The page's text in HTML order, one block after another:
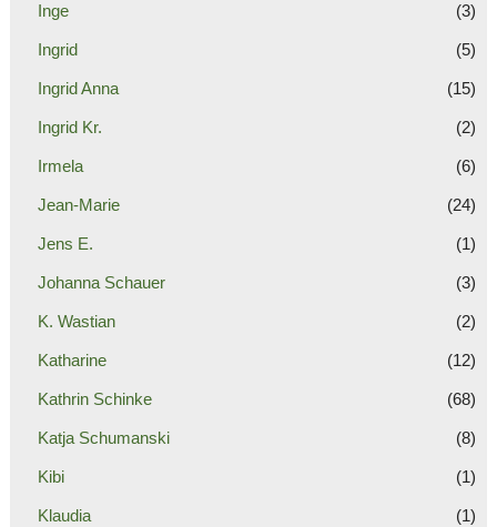
Inge (3)
Ingrid (5)
Ingrid Anna (15)
Ingrid Kr. (2)
Irmela (6)
Jean-Marie (24)
Jens E. (1)
Johanna Schauer (3)
K. Wastian (2)
Katharine (12)
Kathrin Schinke (68)
Katja Schumanski (8)
Kibi (1)
Klaudia (1)